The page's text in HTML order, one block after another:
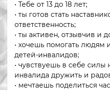
• Тебе от 13 до 18 лет;
• ты готов стать
ответственность;
• ты активен, отзывчив и
• хочешь помогать людям
детей-инвалидов;
• чувствуешь в себе силы
инвалида дружить и
• мечтаешь поделиться